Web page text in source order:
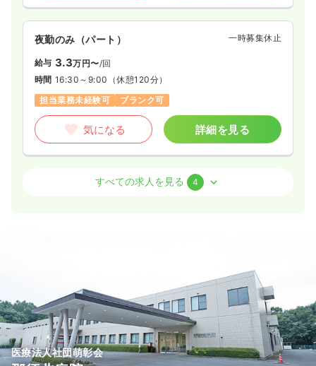
夜勤のみ（パート） 一時募集休止
給与 3.3万円〜/回
時間 16:30～9:00 （休憩120分）
担当業務未経験可
ブランク可
気になる 詳細を見る
介護・福祉系正看護師
担当業務未経験可
ブランク可
第二新卒可 月給30万円以上可
気になる 詳細を見る
すべての求人を見る 4
医療法人社団萌彰会